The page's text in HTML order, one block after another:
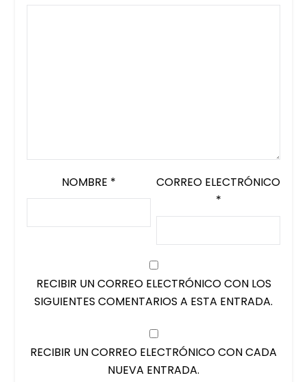
NOMBRE *
CORREO ELECTRÓNICO
*
RECIBIR UN CORREO ELECTRÓNICO CON LOS
SIGUIENTES COMENTARIOS A ESTA ENTRADA.
RECIBIR UN CORREO ELECTRÓNICO CON CADA
NUEVA ENTRADA.